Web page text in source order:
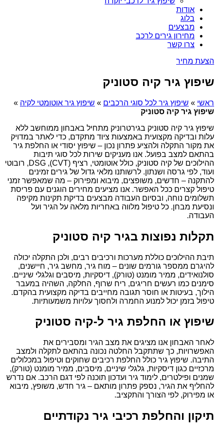
אודות
בלוג
מבצעים
מחירון גירים לרכב
צרו קשר
הצעת מחיר
שיפוץ גיר קיה סטוניק
ראשי » שיפוץ גיר לכל סוגי הרכבים » שיפוץ גיר אוטומטי לקיה »
שיפוץ גיר קיה סטוניק
שיפוץ גיר קיה סטוניק בגירטרוניק מתחיל באבחון ממוחשב ללא
עלות ובדיקה מקצועית באמצעות ציוד מתקדם, כדי לאתר במדויק
את מקור התקלה ולהציע פתרון נכון – שיפוץ יסודי או החלפת גיר
בהתאם למצב בפועל. אנו מעניקים שירות לכל סוגי תיבות
ההילוכים של קיה סטוניק, כולל אוטומטי, רציף (CVT), DSG, רובוטי
ועוד, לפי גרסה ושנתון. לרשותנו מלאי גדול של גירים זמינים
להתקנה – חדשים, משופצים, מיבוא ומפירוק – מה שמאפשר זמני
טיפול קצרים ככל האפשר. אנו מציעים מחירים הוגנים עם פריסת
תשלומים נוחה, ובסיום העבודה מבצעים בדיקת תקינות מקיפה
ונסיעת מבחן. כל טיפול מלווה באחריות מלאה על הגיר ועל
העבודה.
תקלות נפוצות בגיר קיה סטוניק
תיבת ההילוכים כוללת מערכות ורכיבים רבים, ולכן התקלה יכולה
להיגרם ממספר גורמים שונים – מוח גיר, מחשב גיר, חיישנים,
סולנואידים, ממיר מומנט (טורק), דיסקיות, מיסבים וגלגלי שיניים.
סימנים כמו רעשים חריגים, ריח שרוף, החלקה, השהיה במעבר
הילוך, בעיטות או חוסר תגובה מחייבים בדיקה מקצועית בהקדם.
טיפול בזמן יכול למנוע החמרה ולחסוך עלויות משמעותיות.
שיפוץ או החלפת גיר ל-קיה סטוניק
לאחר האבחון אנו מציגים את מצב הגיר ומסבירים את
האפשרויות, כך שתתקבל החלטה נכונה בהתאם לתקלה ולמצב
התיבה. שיפוץ גיר כולל החלפת רכיבים שחוקים וטיפול במכלולים
מרכזיים כגון דיסקיות, גלגלי שיניים, מיסבים, ממיר מומנט (טורק),
שמנים ופילטרים, לימוד גיר ועדכון תוכנה לפי דגם הרכב. אם נדרש
להחליף את הגיר, נספק פתרון מותאם – גיר חדש, משופץ, מיבוא
או מפירוק, לפי הצורך והתקציב.
תיקון והחלפת רכיבי גיר נקודתיים